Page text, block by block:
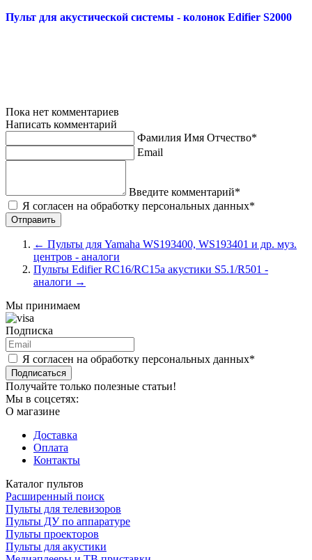
Пульт для акустической системы - колонок Edifier S2000
Пока нет комментариев
Написать комментарий
Фамилия Имя Отчество*
Email
Введите комментарий*
Я согласен на обработку персональных данных*
← Пульты для Yamaha WS193400, WS193401 и др. муз.
центров - аналоги
Пульты Edifier RC16/RC15a акустики S5.1/R501 -
аналоги →
Мы принимаем
Подписка
Я согласен на обработку персональных данных*
Подписаться
Получайте только полезные статьи!
Мы в соцсетях:
О магазине
Доставка
Оплата
Контакты
Каталог пультов
Расширенный поиск
Пульты для телевизоров
Пульты ДУ по аппаратуре
Пульты проекторов
Пульты для акустики